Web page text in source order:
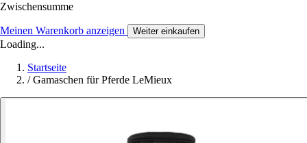
Zwischensumme
Meinen Warenkorb anzeigen Weiter einkaufen
Loading...
Startseite
/ Gamaschen für Pferde LeMieux